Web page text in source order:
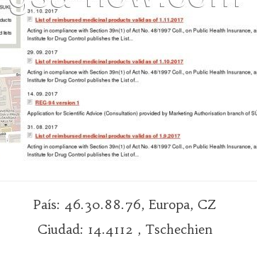
País: 46.30.88.76, Europa, CZ
Ciudad: 14.4112 , Tschechien